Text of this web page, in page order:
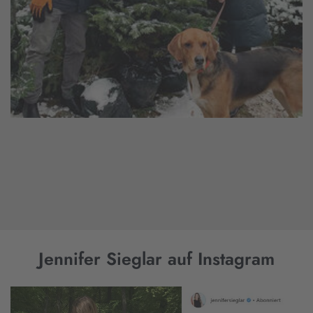
Jennifer Sieglar auf Instagram